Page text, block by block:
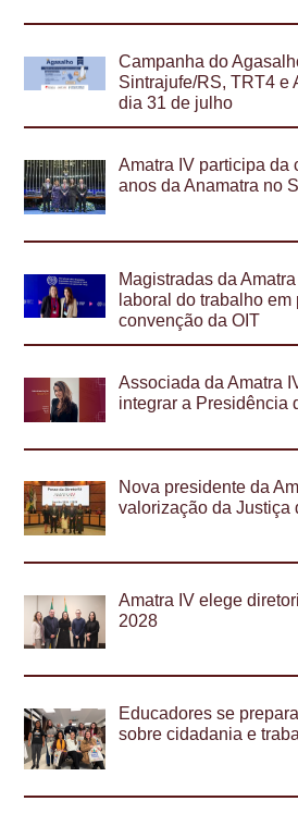
Campanha do
Sintrajufe/RS, TRT4 e
dia 31 de julho
Amatra IV participa da
anos da Anamatra no
Magistradas da
laboral do trabalho em
convenção da OIT
Associada da Amatra
integrar a Presidência
Nova presidente da
valorização da Justiça
Amatra IV elege
2028
Educadores se
sobre cidadania e